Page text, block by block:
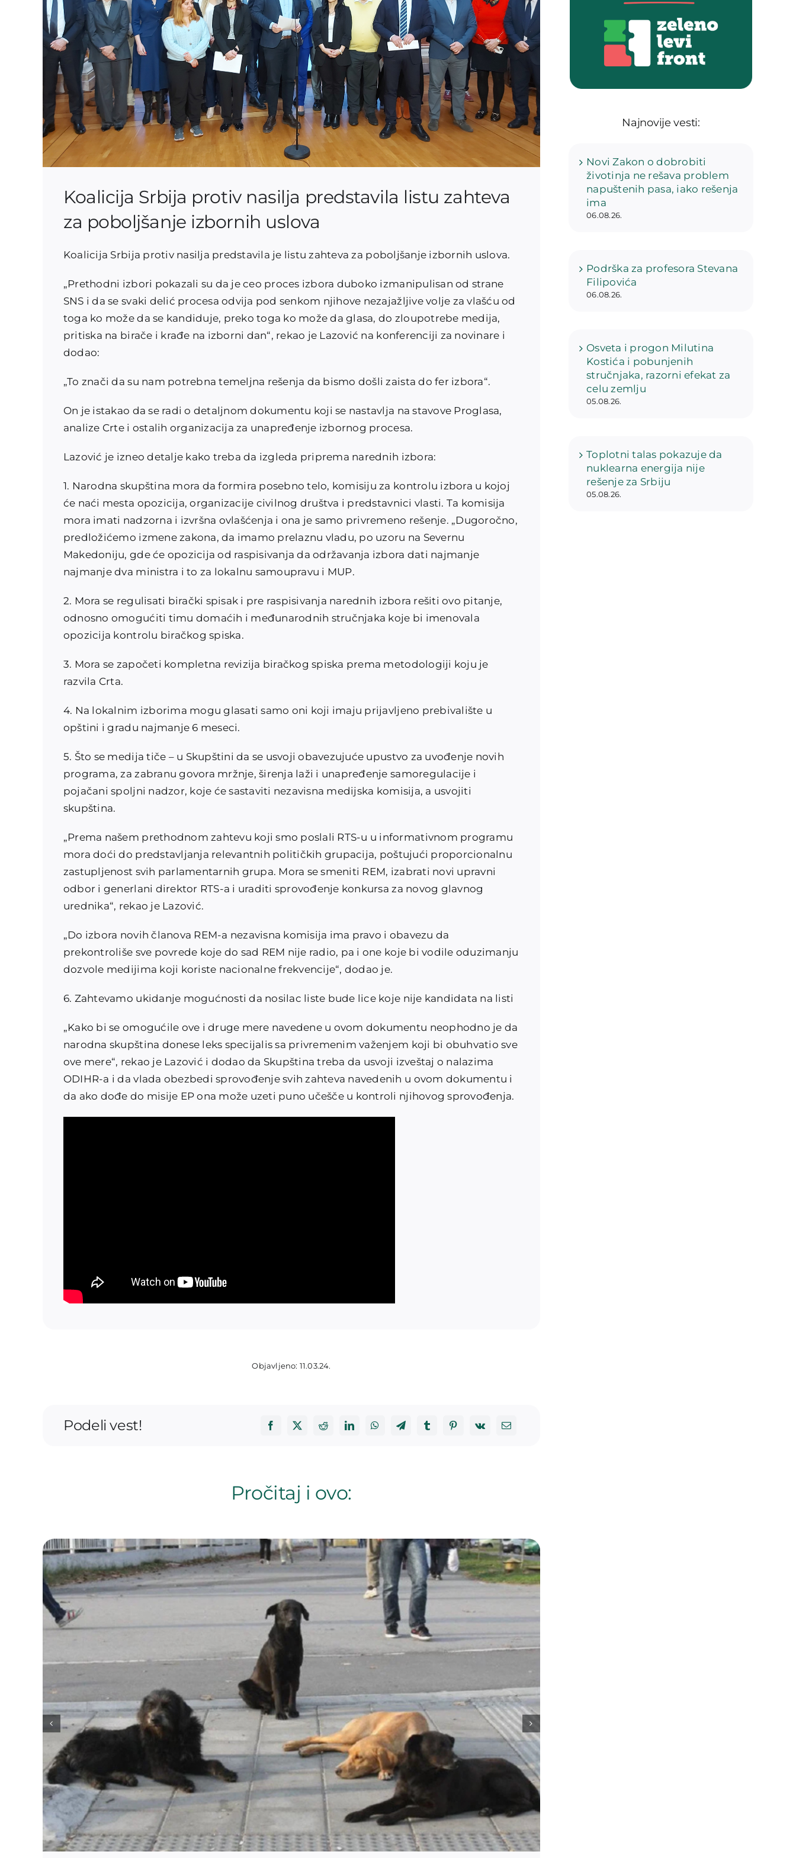
Koalicija Srbija protiv nasilja predstavila listu zahteva
za poboljšanje izbornih uslova
Koalicija Srbija protiv nasilja predstavila je listu zahteva za poboljšanje izbornih uslova.
„Prethodni izbori pokazali su da je ceo proces izbora duboko izmanipulisan od strane
SNS i da se svaki delić procesa odvija pod senkom njihove nezajažljive volje za vlašću od
toga ko može da se kandiduje, preko toga ko može da glasa, do zloupotrebe medija,
pritiska na birače i krađe na izborni dan“, rekao je Lazović na konferenciji za novinare i
dodao:
„To znači da su nam potrebna temeljna rešenja da bismo došli zaista do fer izbora“.
On je istakao da se radi o detaljnom dokumentu koji se nastavlja na stavove Proglasa,
analize Crte i ostalih organizacija za unapređenje izbornog procesa.
Lazović je izneo detalje kako treba da izgleda priprema narednih izbora:
1. Narodna skupština mora da formira posebno telo, komisiju za kontrolu izbora u kojoj
će naći mesta opozicija, organizacije civilnog društva i predstavnici vlasti. Ta komisija
mora imati nadzorna i izvršna ovlašćenja i ona je samo privremeno rešenje. „Dugoročno,
predložićemo izmene zakona, da imamo prelaznu vladu, po uzoru na Severnu
Makedoniju, gde će opozicija od raspisivanja da održavanja izbora dati najmanje
najmanje dva ministra i to za lokalnu samoupravu i MUP.
2. Mora se regulisati birački spisak i pre raspisivanja narednih izbora rešiti ovo pitanje,
odnosno omogućiti timu domaćih i međunarodnih stručnjaka koje bi imenovala
opozicija kontrolu biračkog spiska.
3. Mora se započeti kompletna revizija biračkog spiska prema metodologiji koju je
razvila Crta.
4. Na lokalnim izborima mogu glasati samo oni koji imaju prijavljeno prebivalište u
opštini i gradu najmanje 6 meseci.
5. Što se medija tiče – u Skupštini da se usvoji obavezujuće upustvo za uvođenje novih
programa, za zabranu govora mržnje, širenja laži i unapređenje samoregulacije i
pojačani spoljni nadzor, koje će sastaviti nezavisna medijska komisija, a usvojiti
skupština.
„Prema našem prethodnom zahtevu koji smo poslali RTS-u u informativnom programu
mora doći do predstavljanja relevantnih političkih grupacija, poštujući proporcionalnu
zastupljenost svih parlamentarnih grupa. Mora se smeniti REM, izabrati novi upravni
odbor i generlani direktor RTS-a i uraditi sprovođenje konkursa za novog glavnog
urednika“, rekao je Lazović.
„Do izbora novih članova REM-a nezavisna komisija ima pravo i obavezu da
prekontroliše sve povrede koje do sad REM nije radio, pa i one koje bi vodile oduzimanju
dozvole medijima koji koriste nacionalne frekvencije“, dodao je.
6. Zahtevamo ukidanje mogućnosti da nosilac liste bude lice koje nije kandidata na listi
„Kako bi se omogućile ove i druge mere navedene u ovom dokumentu neophodno je da
narodna skupština donese leks specijalis sa privremenim važenjem koji bi obuhvatio sve
ove mere“, rekao je Lazović i dodao da Skupština treba da usvoji izveštaj o nalazima
ODIHR-a i da vlada obezbedi sprovođenje svih zahteva navedenih u ovom dokumentu i
da ako dođe do misije EP ona može uzeti puno učešče u kontroli njihovog sprovođenja.
Objavljeno: 11.03.24.
Podeli vest!
Pročitaj i ovo:
Najnovije vesti:
Novi Zakon o dobrobiti
životinja ne rešava problem
napuštenih pasa, iako rešenja
ima
06.08.26.
Podrška za profesora Stevana
Filipovića
06.08.26.
Osveta i progon Milutina
Kostića i pobunjenih
stručnjaka, razorni efekat za
celu zemlju
05.08.26.
Toplotni talas pokazuje da
nuklearna energija nije
rešenje za Srbiju
05.08.26.